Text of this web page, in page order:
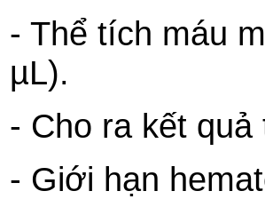
- Thể tích máu
µL).
- Cho ra kết quả
- Giới hạn